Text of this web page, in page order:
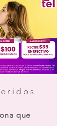
que